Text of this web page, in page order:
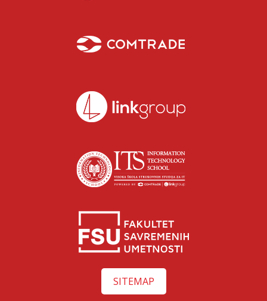
Isidora Katanić
Razgovaraj sa Isidorom Katanić savetnicom za upis –
SITEMAP